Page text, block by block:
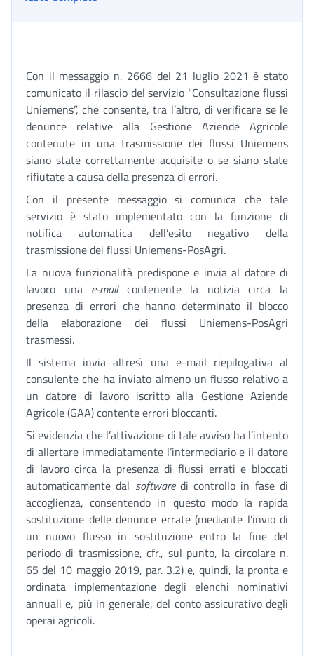
Con il messaggio n. 2666 del 21 luglio 2021 è stato
comunicato il rilascio del servizio “Consultazione flussi
Uniemens”, che consente, tra l’altro, di verificare se le
denunce relative alla Gestione Aziende Agricole
contenute in una trasmissione dei flussi Uniemens
siano state correttamente acquisite o se siano state
rifiutate a causa della presenza di errori.
Con il presente messaggio si comunica che tale
servizio è stato implementato con la funzione di
notifica automatica dell’esito negativo della
trasmissione dei flussi Uniemens-PosAgri.
La nuova funzionalità predispone e invia al datore di
lavoro una e-mailcontenente la notizia circa la
presenza di errori che hanno determinato il blocco
della elaborazione dei flussi Uniemens-PosAgri
trasmessi.
Il sistema invia altresì una e-mail riepilogativa al
consulente che ha inviato almeno un flusso relativo a
un datore di lavoro iscritto alla Gestione Aziende
Agricole (GAA) contente errori bloccanti.
Si evidenzia che l’attivazione di tale avviso ha l’intento
di allertare immediatamente l’intermediario e il datore
di lavoro circa la presenza di flussi errati e bloccati
automaticamente dal softwaredi controllo in fase di
accoglienza, consentendo in questo modo la rapida
sostituzione delle denunce errate (mediante l’invio di
un nuovo flusso in sostituzione entro la fine del
periodo di trasmissione, cfr., sul punto, la circolare n.
65 del 10 maggio 2019, par. 3.2) e, quindi, la pronta e
ordinata implementazione degli elenchi nominativi
annuali e, più in generale, del conto assicurativo degli
operai agricoli.